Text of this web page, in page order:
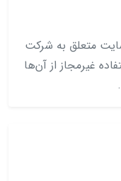
متعلق به شرکت
غیرمجاز از آن‌ها